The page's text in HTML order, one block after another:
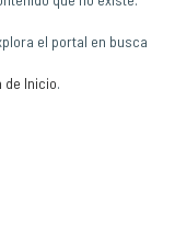
el portal en busca
de Inicio.